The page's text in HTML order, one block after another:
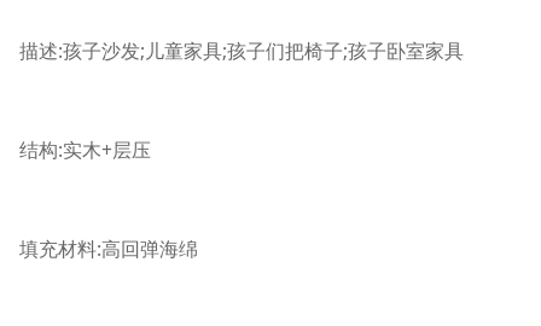
描述:孩子沙发;儿童家具;孩子们把椅子;孩子卧室家具
结构:实木+层压
填充材料:高回弹海绵